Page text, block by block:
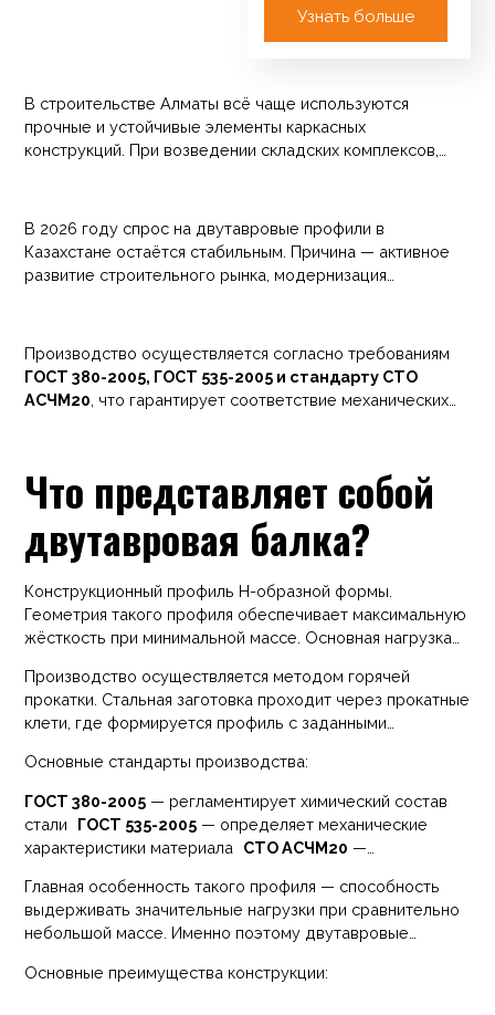
Сетка кладочная…
Узнать больше
В строительстве Алматы всё чаще используются
прочные и устойчивые элементы каркасных
конструкций. При возведении складских комплексов,
балка стальная двутавровая 40К5 из стали Ст3. Такой
профиль обеспечивает высокую несущую способность
В 2026 году спрос на двутавровые профили в
Казахстане остаётся стабильным. Причина — активное
развитие строительного рынка, модернизация
проектах средней нагрузки: перекрытиях зданий,
опорных элементах каркасов, монтажных системах и
различных инженерных конструкциях.
Производство осуществляется согласно требованиям
ГОСТ 380-2005, ГОСТ 535-2005 и стандарту СТО
АСЧМ20 , что гарантирует соответствие механических
Что представляет собой
двутавровая балка?
Конструкционный профиль Н-образной формы.
Геометрия такого профиля обеспечивает максимальную
жёсткость при минимальной массе. Основная нагрузка
соединительную функцию, обеспечивая устойчивость
конструкции.
Производство осуществляется методом горячей
прокатки. Стальная заготовка проходит через прокатные
клети, где формируется профиль с заданными
контроль размеров, массы и механических
характеристик.
Основные стандарты производства:
ГОСТ 380-2005 — регламентирует химический состав
стали ГОСТ 535-2005 — определяет механические
характеристики материала СТО АСЧМ20 —
профилей
Главная особенность такого профиля — способность
выдерживать значительные нагрузки при сравнительно
небольшой массе. Именно поэтому двутавровые
сооружений.
Основные преимущества конструкции: